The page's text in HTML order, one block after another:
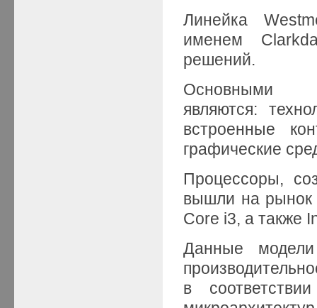
Линейка
именем
решений.
являются:
встроенные
графические
Процессоры,
вышли на рынок
Core i3, а также
Данные
в